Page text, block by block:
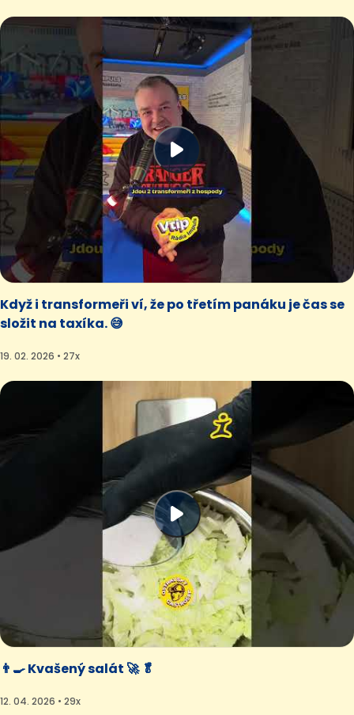
Když i transformeři ví, že po třetím panáku je čas se
složit na taxíka. 😅
19. 02. 2026 • 27x
👨‍🍳 Kvašený salát 🚀 🥬
12. 04. 2026 • 29x